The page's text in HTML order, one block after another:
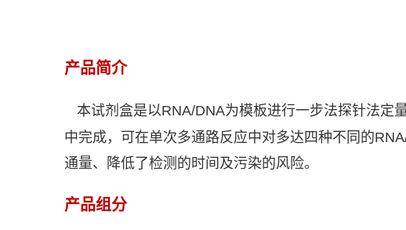
产品简介
本试剂盒是以RNA/DNA为模板进行一步法探针法定
中完成，可在单次多通路反应中对多达四种不同的
通量、降低了检测的时间及污染的风险。
产品组分